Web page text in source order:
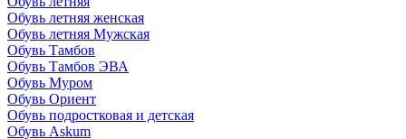
Обувь летняя женская
Обувь летняя Мужская
Обувь Тамбов
Обувь Тамбов ЭВА
Обувь Муром
Обувь Ориент
Обувь подростковая и детская
Обувь Askum